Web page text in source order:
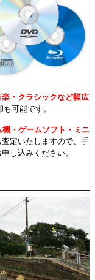
・クラシックなど幅広
可能です。
機・ゲームソフト・ミニ
定いたしますので、手
し込みください。